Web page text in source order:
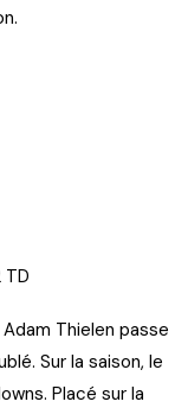
TD
Thielen passe
Sur la saison, le
Placé sur la